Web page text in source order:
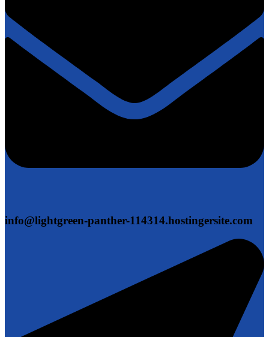
info@lightgreen-panther-114314.hostingersite.com